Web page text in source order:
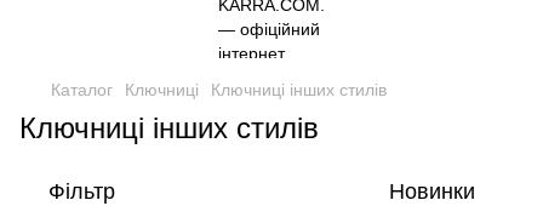
Каталог Ключниці Ключниці інших стилів
Ключниці інших стилів
Фільтр Новинки